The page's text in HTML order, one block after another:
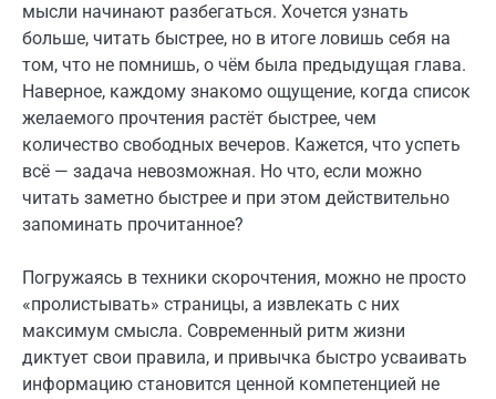
мысли начинают разбегаться. Хочется узнать
больше, читать быстрее, но в итоге ловишь себя на
том, что не помнишь, о чём была предыдущая глава.
Наверное, каждому знакомо ощущение, когда список
желаемого прочтения растёт быстрее, чем
количество свободных вечеров. Кажется, что успеть
всё — задача невозможная. Но что, если можно
читать заметно быстрее и при этом действительно
запоминать прочитанное?
Погружаясь в техники скорочтения, можно не просто
«пролистывать» страницы, а извлекать с них
максимум смысла. Современный ритм жизни
диктует свои правила, и привычка быстро усваивать
информацию становится ценной компетенцией не